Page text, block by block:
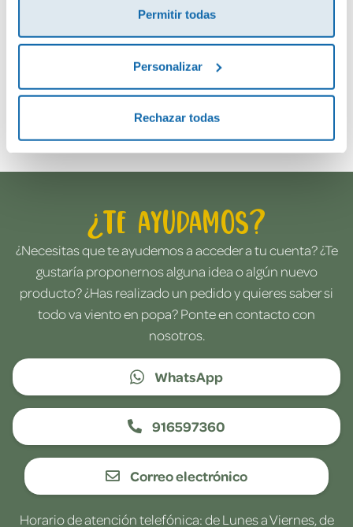
Permitir todas
Personalizar
Rechazar todas
Envía tu opinión
¿Te ayudamos?
¿Necesitas que te ayudemos a acceder a tu cuenta? ¿Te
gustaría proponernos alguna idea o algún nuevo
producto? ¿Has realizado un pedido y quieres saber si
todo va viento en popa? Ponte en contacto con
nosotros.
WhatsApp
916597360
Correo electrónico
Horario de atención telefónica: de Lunes a Viernes, de